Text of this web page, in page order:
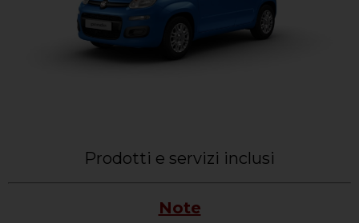
Prodotti e servizi inclusi
Note